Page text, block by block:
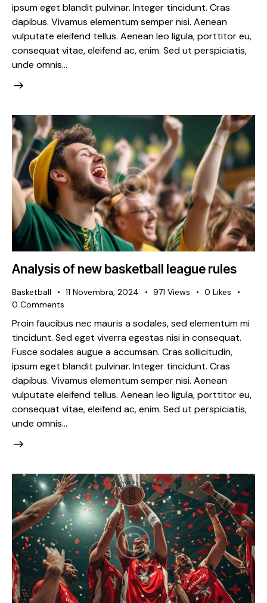
ipsum eget blandit pulvinar. Integer tincidunt. Cras
dapibus. Vivamus elementum semper nisi. Aenean
vulputate eleifend tellus. Aenean leo ligula, porttitor eu,
consequat vitae, eleifend ac, enim. Sed ut perspiciatis,
unde omnis…
Analysis of new basketball league rules
Basketball 11 Novembra, 2024 971 Views 0 Likes
0 Comments
Proin faucibus nec mauris a sodales, sed elementum mi
tincidunt. Sed eget viverra egestas nisi in consequat.
Fusce sodales augue a accumsan. Cras sollicitudin,
ipsum eget blandit pulvinar. Integer tincidunt. Cras
dapibus. Vivamus elementum semper nisi. Aenean
vulputate eleifend tellus. Aenean leo ligula, porttitor eu,
consequat vitae, eleifend ac, enim. Sed ut perspiciatis,
unde omnis…